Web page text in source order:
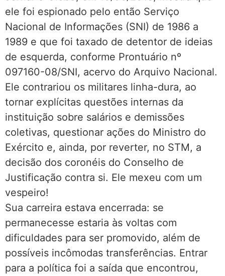
ele foi espionado pelo então Serviço
Nacional de Informações (SNI) de 1986 a
1989 e que foi taxado de detentor de ideias
de esquerda, conforme Prontuário nº
097160-08/SNI, acervo do Arquivo Nacional.
Ele contrariou os militares linha-dura, ao
tornar explícitas questões internas da
instituição sobre salários e demissões
coletivas, questionar ações do Ministro do
Exército e, ainda, por reverter, no STM, a
decisão dos coronéis do Conselho de
Justificação contra si. Ele mexeu com um
vespeiro!
Sua carreira estava encerrada: se
permanecesse estaria às voltas com
dificuldades para ser promovido, além de
possíveis incômodas transferências. Entrar
para a política foi a saída que encontrou,